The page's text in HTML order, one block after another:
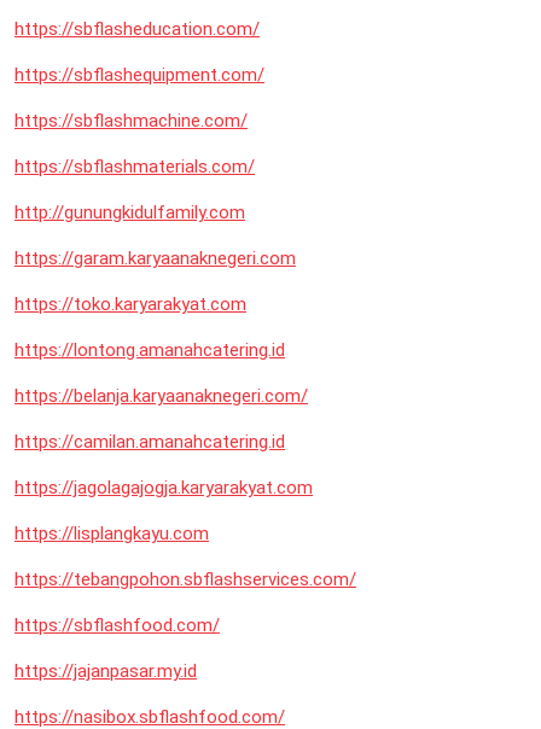
https://sbflasheducation.com/
https://sbflashequipment.com/
https://sbflashmachine.com/
https://sbflashmaterials.com/
http://gunungkidulfamily.com
https://garam.karyaanaknegeri.com
https://toko.karyarakyat.com
https://lontong.amanahcatering.id
https://belanja.karyaanaknegeri.com/
https://camilan.amanahcatering.id
https://jagolagajogja.karyarakyat.com
https://lisplangkayu.com
https://tebangpohon.sbflashservices.com/
https://sbflashfood.com/
https://jajanpasar.my.id
https://nasibox.sbflashfood.com/